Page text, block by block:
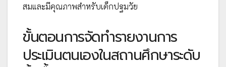
สมและมีคุณภาพสำหรับเด็กปฐมวัย
ขั้นตอนการจัดทำรายงานการ
ประเมินตนเองในสถานศึกษาระดับ